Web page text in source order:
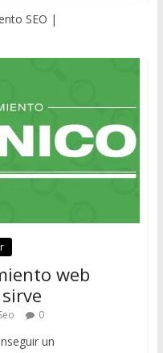
SEO |
web
0
un